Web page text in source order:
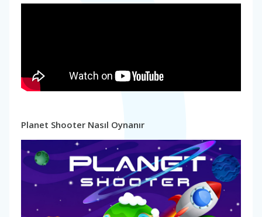
Planet Shooter Nasıl Oynanır